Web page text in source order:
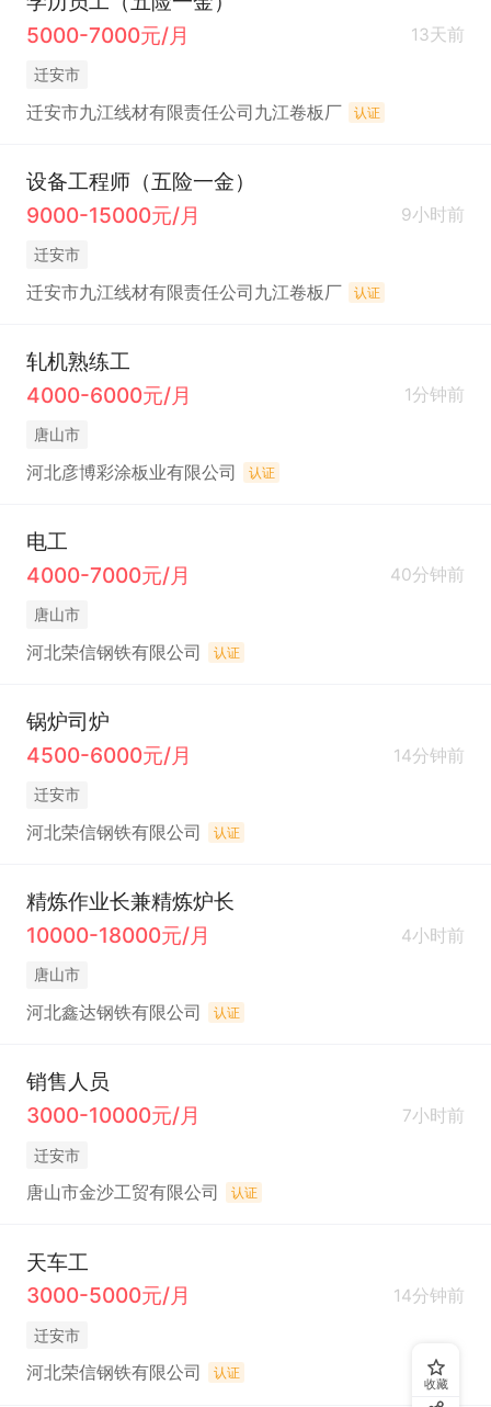
5000-7000元/月
13天前
迁安市
迁安市九江线材有限责任公司九江卷板厂 认证
设备工程师（五险一金）
9000-15000元/月
9小时前
迁安市
迁安市九江线材有限责任公司九江卷板厂 认证
轧机熟练工
4000-6000元/月
1分钟前
唐山市
河北彦博彩涂板业有限公司 认证
电工
4000-7000元/月
40分钟前
唐山市
河北荣信钢铁有限公司 认证
锅炉司炉
4500-6000元/月
14分钟前
迁安市
河北荣信钢铁有限公司 认证
精炼作业长兼精炼炉长
10000-18000元/月
4小时前
唐山市
河北鑫达钢铁有限公司 认证
销售人员
3000-10000元/月
7小时前
迁安市
唐山市金沙工贸有限公司 认证
天车工
3000-5000元/月
14分钟前
迁安市
河北荣信钢铁有限公司 认证
收藏